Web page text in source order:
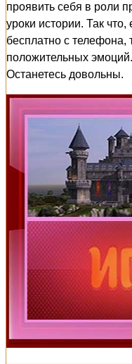
проявить себя в роли
уроки истории. Так
бесплатно с телефона,
положительных
Останетесь довольны.